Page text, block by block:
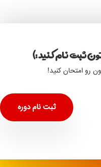
ثبت نام کنید :)
رو امتحان کنید!
ثبت نام دوره